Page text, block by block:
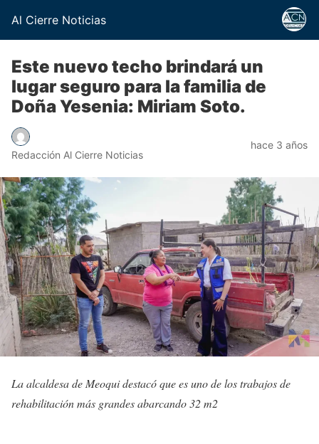
Al Cierre Noticias
Este nuevo techo brindará un
lugar seguro para la familia de
Doña Yesenia: Miriam Soto.
Redacción Al Cierre Noticias
hace 3 años
La alcaldesa de Meoqui destacó que es uno de los trabajos de
rehabilitación más grandes abarcando 32 m2